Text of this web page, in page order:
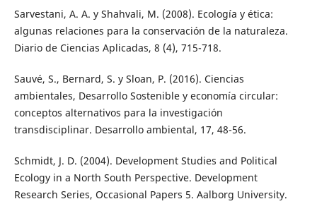
Sarvestani, A. A. y Shahvali, M. (2008). Ecología y ética:
algunas relaciones para la conservación de la naturaleza.
Diario de Ciencias Aplicadas, 8 (4), 715-718.
Sauvé, S., Bernard, S. y Sloan, P. (2016). Ciencias
ambientales, Desarrollo Sostenible y economía circular:
conceptos alternativos para la investigación
transdisciplinar. Desarrollo ambiental, 17, 48-56.
Schmidt, J. D. (2004). Development Studies and Political
Ecology in a North South Perspective. Development
Research Series, Occasional Papers 5. Aalborg University.